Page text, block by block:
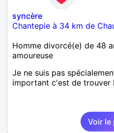
syncère
Chantepie à 34 km de
Homme divorcé(e) de 48
amoureuse
Je ne suis pas
important c'est de trouver
Voir le